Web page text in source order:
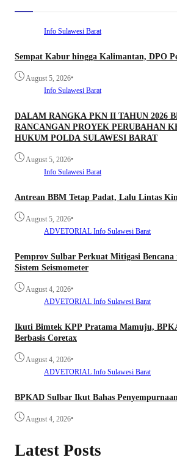
Info Sulawesi Barat
Sempat Kabur hingga Kalimantan, DPO
August 5, 2026•
Info Sulawesi Barat
DALAM RANGKA PKN II TAHUN 2026
RANCANGAN PROYEK PERUBAHAN
HUKUM POLDA SULAWESI BARAT
August 5, 2026•
Info Sulawesi Barat
Antrean BBM Tetap Padat, Lalu Lintas
August 5, 2026•
ADVETORIAL Info Sulawesi Barat
Pemprov Sulbar Perkuat Mitigasi
Sistem Seismometer
August 4, 2026•
ADVETORIAL Info Sulawesi Barat
Ikuti Bimtek KPP Pratama Mamuju,
Berbasis Coretax
August 4, 2026•
ADVETORIAL Info Sulawesi Barat
BPKAD Sulbar Ikut Bahas
August 4, 2026•
Latest Posts